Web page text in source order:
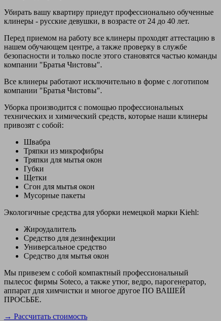
Убирать вашу квартиру приедут профессионально обученные
клинеры - русские девушки, в возрасте от 24 до 40 лет.
Перед приемом на работу все клинеры проходят аттестацию в
нашем обучающем центре, а также проверку в службе
безопасности и только после этого становятся частью команды
компании "Братья Чистовы".
Все клинеры работают исключительно в форме с логотипом
компании "Братья Чистовы".
Уборка производится с помощью профессиональных
технических и химический средств, которые наши клинеры
привозят с собой:
Швабра
Тряпки из микрофибры
Тряпки для мытья окон
Губки
Щетки
Сгон для мытья окон
Мусорные пакеты
Экологичные средства для уборки немецкой марки Kiehl:
Жироудалитель
Средство для дезинфекции
Универсальное средство
Средство для мытья окон
Мы привезем с собой компактный профессиональный
пылесос фирмы Soteco, а также утюг, ведро, парогенератор,
аппарат для химчистки и многое другое ПО ВАШЕЙ
ПРОСЬБЕ.
→ Рассчитать стоимость